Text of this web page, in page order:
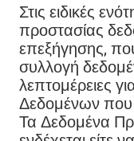
Στις ειδικές
προστασίας
επεξήγησης,
συλλογή
λεπτομέρειες
Δεδομένων που
Τα Δεδομένα